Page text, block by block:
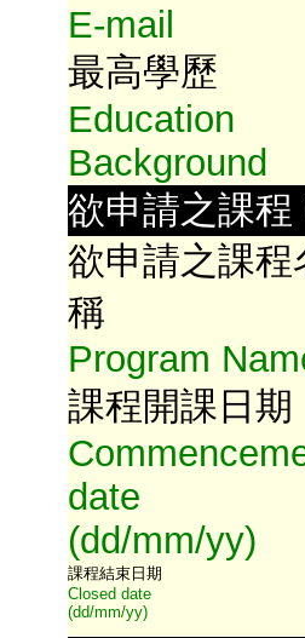
E-mail
最高學歷
Education
Background
欲申請之課程
欲申請之課程
稱
Program
課程開課日期
date
(dd/mm/yy)
課程結束日期
Closed date
(dd/mm/yy)